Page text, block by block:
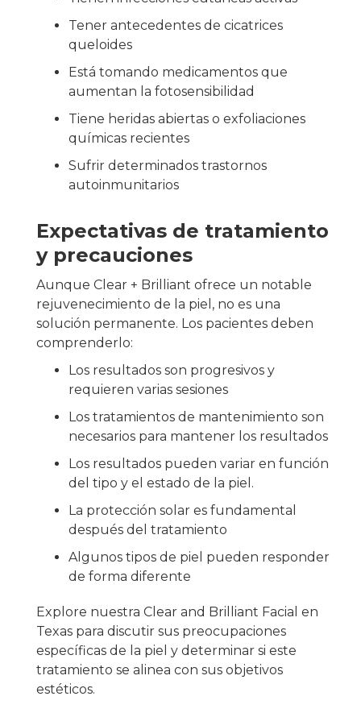
Tener antecedentes de cicatrices
queloides
Está tomando medicamentos que
aumentan la fotosensibilidad
Tiene heridas abiertas o exfoliaciones
químicas recientes
Sufrir determinados trastornos
autoinmunitarios
Expectativas de tratamiento
y precauciones
Aunque Clear + Brilliant ofrece un notable
rejuvenecimiento de la piel, no es una
solución permanente. Los pacientes deben
comprenderlo:
Los resultados son progresivos y
requieren varias sesiones
Los tratamientos de mantenimiento son
necesarios para mantener los resultados
Los resultados pueden variar en función
del tipo y el estado de la piel.
La protección solar es fundamental
después del tratamiento
Algunos tipos de piel pueden responder
de forma diferente
Explore nuestra Clear and Brilliant Facial en
Texas para discutir sus preocupaciones
específicas de la piel y determinar si este
tratamiento se alinea con sus objetivos
estéticos.